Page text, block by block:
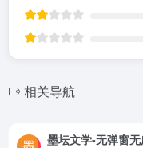
相关导航